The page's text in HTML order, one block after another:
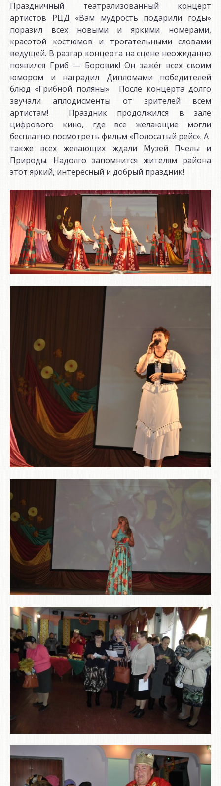
Праздничный театрализованный концерт
артистов РЦД «Вам мудрость подарили годы»
поразил всех новыми и яркими номерами,
красотой костюмов и трогательными словами
ведущей. В разгар концерта на сцене неожиданно
появился Гриб — Боровик! Он зажёг всех своим
юмором и наградил Дипломами победителей
блюд «Грибной поляны». После концерта долго
звучали аплодисменты от зрителей всем
артистам! Праздник продолжился в зале
цифрового кино, где все желающие могли
бесплатно посмотреть фильм «Полосатый рейс». А
также всех желающих ждали Музей Пчелы и
Природы. Надолго запомнится жителям района
этот яркий, интересный и добрый праздник!